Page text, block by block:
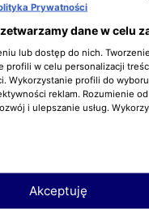
w
Prywatności
dane w celu
lub dostęp do nich.
profili w celu personalizacji
Wykorzystanie profili do
reklam. Rozumienie
i ulepszanie usług.
Akceptuję